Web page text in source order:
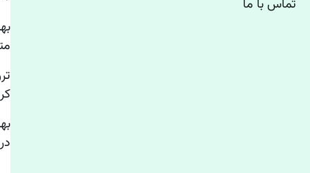
تماس با ما